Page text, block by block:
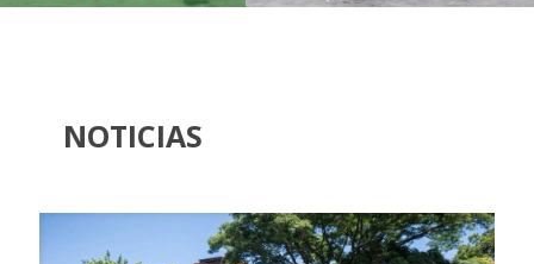
NOTICIAS